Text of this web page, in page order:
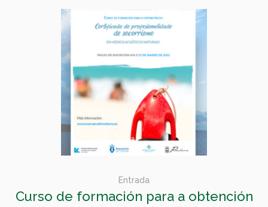
Entrada
Curso de formación para a obtención